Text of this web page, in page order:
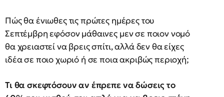
Πώς θα ένιωθες τις πρώτες ημέρες του
Σεπτέμβρη εφόσον μάθαινες μεν σε ποιον νομό
θα χρειαστεί να βρεις σπίτι, αλλά δεν θα είχες
ιδέα σε ποιο χωριό ή σε ποια ακριβώς περιοχή;
Τι θα σκεφτόσουν αν έπρεπε να δώσεις το